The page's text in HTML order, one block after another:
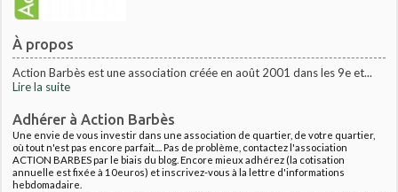
À propos
Action Barbès est une association créée en août 2001 dans les 9e et...
Lire la suite
Adhérer à Action Barbès
Une envie de vous investir dans une association de quartier, de votre quartier,
où tout n'est pas encore parfait.... Pas de problème, contactez l'association
ACTION BARBES par le biais du blog. Encore mieux adhérez (la cotisation
annuelle est fixée à 10euros) et inscrivez-vous à la lettre d'informations
hebdomadaire.